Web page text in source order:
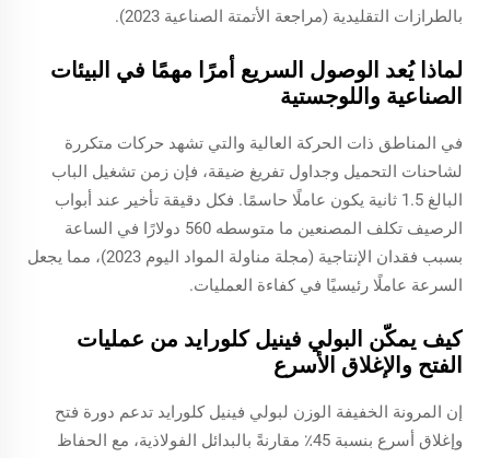
بالطرازات التقليدية (مراجعة الأتمتة الصناعية 2023).
لماذا يُعد الوصول السريع أمرًا مهمًا في البيئات
الصناعية واللوجستية
في المناطق ذات الحركة العالية والتي تشهد حركات متكررة
لشاحنات التحميل وجداول تفريغ ضيقة، فإن زمن تشغيل الباب
البالغ 1.5 ثانية يكون عاملًا حاسمًا. فكل دقيقة تأخير عند أبواب
الرصيف تكلف المصنعين ما متوسطه 560 دولارًا في الساعة
بسبب فقدان الإنتاجية (مجلة مناولة المواد اليوم 2023)، مما يجعل
السرعة عاملًا رئيسيًا في كفاءة العمليات.
كيف يمكّن البولي فينيل كلورايد من عمليات
الفتح والإغلاق الأسرع
إن المرونة الخفيفة الوزن لبولي فينيل كلورايد تدعم دورة فتح
وإغلاق أسرع بنسبة 45٪ مقارنةً بالبدائل الفولاذية، مع الحفاظ